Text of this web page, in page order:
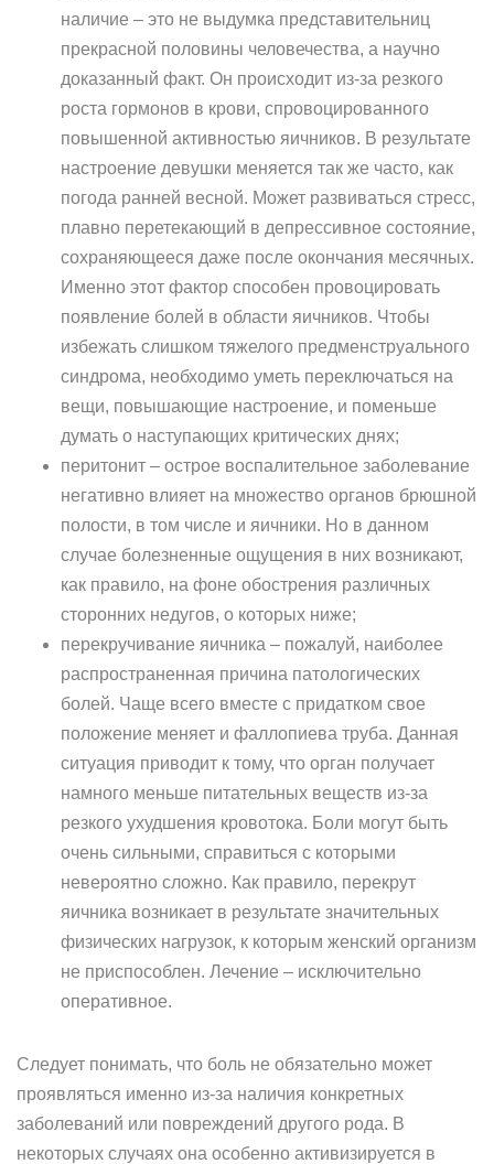
наличие – это не выдумка представительниц
прекрасной половины человечества, а научно
доказанный факт. Он происходит из-за резкого
роста гормонов в крови, спровоцированного
повышенной активностью яичников. В результате
настроение девушки меняется так же часто, как
погода ранней весной. Может развиваться стресс,
плавно перетекающий в депрессивное состояние,
сохраняющееся даже после окончания месячных.
Именно этот фактор способен провоцировать
появление болей в области яичников. Чтобы
избежать слишком тяжелого предменструального
синдрома, необходимо уметь переключаться на
вещи, повышающие настроение, и поменьше
думать о наступающих критических днях;
перитонит – острое воспалительное заболевание
негативно влияет на множество органов брюшной
полости, в том числе и яичники. Но в данном
случае болезненные ощущения в них возникают,
как правило, на фоне обострения различных
сторонних недугов, о которых ниже;
перекручивание яичника – пожалуй, наиболее
распространенная причина патологических
болей. Чаще всего вместе с придатком свое
положение меняет и фаллопиева труба. Данная
ситуация приводит к тому, что орган получает
намного меньше питательных веществ из-за
резкого ухудшения кровотока. Боли могут быть
очень сильными, справиться с которыми
невероятно сложно. Как правило, перекрут
яичника возникает в результате значительных
физических нагрузок, к которым женский организм
не приспособлен. Лечение – исключительно
оперативное.
Следует понимать, что боль не обязательно может
проявляться именно из-за наличия конкретных
заболеваний или повреждений другого рода. В
некоторых случаях она особенно активизируется в